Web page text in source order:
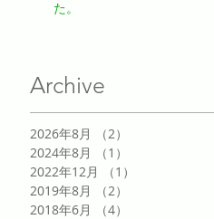
た。
Archive
2026年8月 （2）
2024年8月
（1）
2022年12月
（1）
2019年8月
（2）
2018年6月
（4）